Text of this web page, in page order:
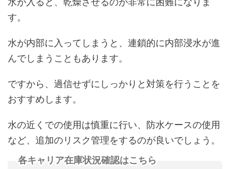
水が入ると、乾燥させるのが非常に困難になりま
す。
水が内部に入ってしまうと、連鎖的に内部浸水が進
んでしまうこともあります。
ですから、過信せずにしっかりと対策を行うことを
おすすめします。
水の近くでの使用は慎重に行い、防水ケースの使用
など、追加のリスク管理をするのが良いでしょう。
各キャリア在庫状況確認はこちら